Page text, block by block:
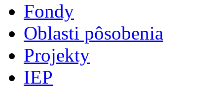
Fondy
Oblasti pôsobenia
Projekty
IEP